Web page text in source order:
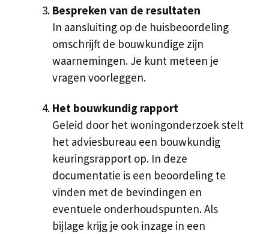
Bespreken van de resultaten
In aansluiting op de huisbeoordeling
omschrijft de bouwkundige zijn
waarnemingen. Je kunt meteen je
vragen voorleggen.
Het bouwkundig rapport
Geleid door het woningonderzoek stelt
het adviesbureau een bouwkundig
keuringsrapport op. In deze
documentatie is een beoordeling te
vinden met de bevindingen en
eventuele onderhoudspunten. Als
bijlage krijg je ook inzage in een